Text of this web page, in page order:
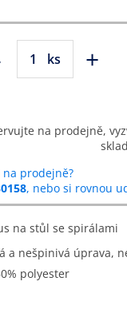
ks +
na prodejně,
prodejně?
, nebo si rovnou
na stůl se spirálami
a nešpinivá úprava,
polyester